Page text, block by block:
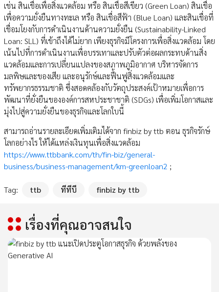
เช่น สินเชื่อเพื่อสิ่งแวดล้อม หรือ สินเชื่อสีเขียว (Green Loan) สินเชื่อ
เพื่อความยั่งยืนทางทะเล หรือ สินเชื่อสีฟ้า (Blue Loan) และสินเชื่อที่
เชื่อมโยงกับการดำเนินงานด้านความยั่งยืน (Sustainability-Linked
Loan: SLL) ที่เข้าถึงได้ไม่ยาก เพียงธุรกิจมีโครงการเพื่อสิ่งแวดล้อม โดย
เน้นไปที่การดำเนินงานเพื่อบรรเทาและปรับตัวต่อผลกระทบด้านสิ่ง
แวดล้อมและการเปลี่ยนแปลงของสภาพภูมิอากาศ บริหารจัดการ
มลพิษและของเสีย และอนุรักษ์และฟื้นฟูสิ่งแวดล้อมและ
ทรัพยากรธรรมชาติ ซึ่งสอดคล้องกับวัตถุประสงค์เป้าหมายเพื่อการ
พัฒนาที่ยั่งยืนขององค์การสหประชาชาติ (SDGs) เพื่อเพิ่มโอกาสและ
มุ่งไปสู่ความยั่งยืนของธุรกิจและโลกใบนี้
สามารถอ่านรายละเอียดเพิ่มเติมได้จาก finbiz by ttb ตอน ธุรกิจรักษ์
โลกอย่างไร ให้ได้แหล่งเงินทุนเพื่อสิ่งแวดล้อม
https://www.ttbbank.com/th/fin-biz/general-
business/business-management/km-greenloan2 ;
Tag: ttb ทีทีบี finbiz by ttb
เรื่องที่คุณอาจสนใจ